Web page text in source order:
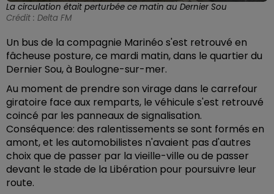
La circulation était perturbée ce matin au Dernier Sou
Crédit : Delta FM
Un bus de la compagnie Marinéo s'est retrouvé en
fâcheuse posture, ce mardi matin, dans le quartier du
Dernier Sou, à Boulogne-sur-mer.
Au moment de prendre son virage dans le carrefour
giratoire face aux remparts, le véhicule s'est retrouvé
coincé par les panneaux de signalisation.
Conséquence: des ralentissements se sont formés en
amont, et les automobilistes n'avaient pas d'autres
choix que de passer par la vieille-ville ou de passer
devant le stade de la Libération pour poursuivre leur
route.